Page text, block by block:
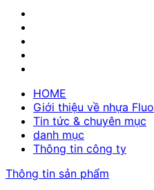
HOME
Giới thiệu về nhựa
Tin tức & chuyên mục
danh mục
Thông tin công ty
Thông tin sản phẩm